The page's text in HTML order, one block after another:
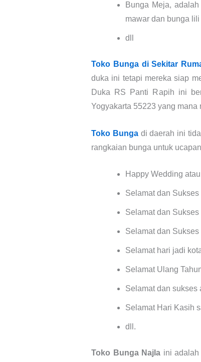
Bunga Meja,
mawar dan bunga lili
dll
Toko Bunga di Sekitar
duka ini tetapi mereka siap
Duka RS Panti Rapih ini
Yogyakarta 55223 yang
Toko Bunga di daerah ini
rangkaian bunga untuk
Happy Wedding
Selamat dan
Selamat dan
Selamat dan
Selamat hari jadi
Selamat Ulang
Selamat dan sukses
Selamat Hari Kasih
dll.
Toko Bunga Najla ini